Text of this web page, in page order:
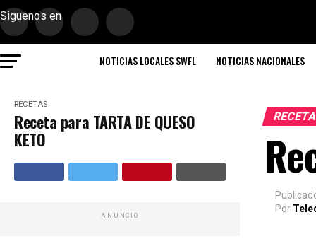
Siguenos en
NOTICIAS LOCALES SWFL NOTICIAS NACIONALES
RECETAS
Receta para TARTA DE QUESO
KETO
ANUNCIO
Por